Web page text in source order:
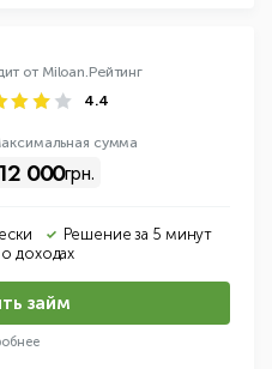
от Miloan.Рейтинг
4.4
имальная сумма
12 000грн.
Решение за 5 минут
доходах
займ